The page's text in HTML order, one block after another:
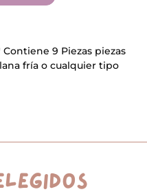
t
i
Contiene 9 Piezas piezas
fría o cualquier tipo